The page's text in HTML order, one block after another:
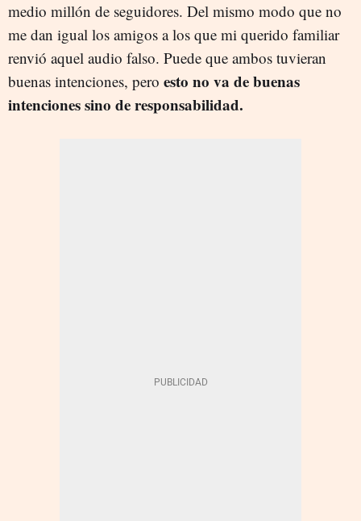
medio millón de seguidores. Del mismo modo que no
me dan igual los amigos a los que mi querido familiar
renvió aquel audio falso. Puede que ambos tuvieran
buenas intenciones, pero esto no va de buenas
intenciones sino de responsabilidad.